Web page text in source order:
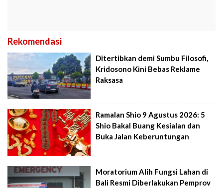
Rekomendasi
Ditertibkan demi Sumbu Filosofi,
Kridosono Kini Bebas Reklame
Raksasa
Ramalan Shio 9 Agustus 2026: 5
Shio Bakal Buang Kesialan dan
Buka Jalan Keberuntungan
Moratorium Alih Fungsi Lahan di
Bali Resmi Diberlakukan Pemprov